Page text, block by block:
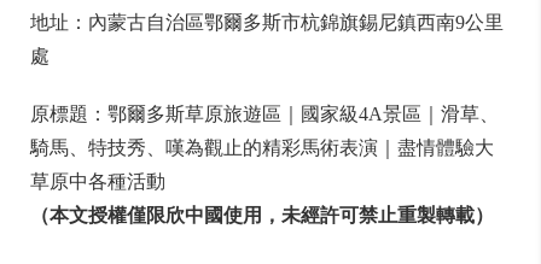
地址：內蒙古自治區鄂爾多斯市杭錦旗錫尼鎮西南9公里
處
原標題：鄂爾多斯草原旅遊區｜國家級4A景區｜滑草、
騎馬、特技秀、嘆為觀止的精彩馬術表演｜盡情體驗大
草原中各種活動
（本文授權僅限欣中國使用，未經許可禁止重製轉載）